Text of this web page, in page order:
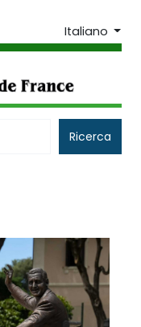
Italiano
Ricerca